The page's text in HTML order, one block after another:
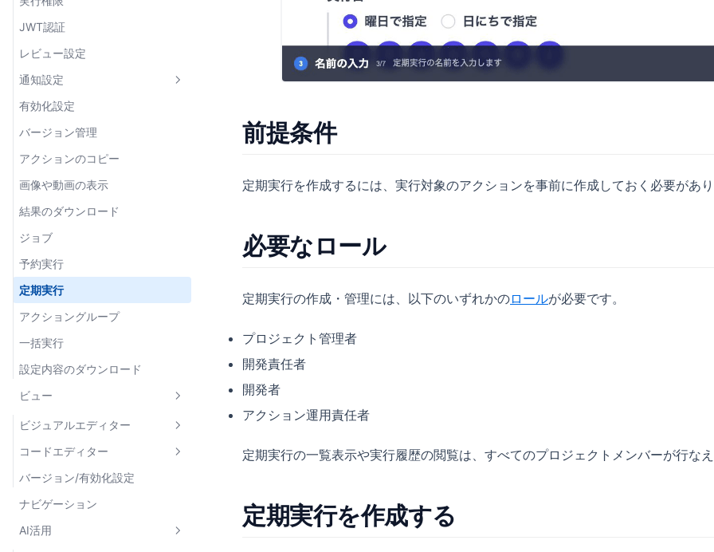
Firestore
HTTP API
データソースの設定
アクションの設定
リクエストタイプ別の設定
JSON
raw
form-data
x-www-form-urlencoded
GraphQL
gRPC
Google スプレッドシート
Amazon S3
Google Cloud Storage
JavaScript
エラーハンドリング
組み込み関数
executeAction
createActionJob
createReviewRequest
wait
型定義ファイルのダウンロード
Amazon Athena
データソースの設定
アクションの設定
各データ型の値の扱い
BigQuery
データソースの設定
アクションの設定
各データ型の値の扱い
Snowflake
データソースの設定
アクションの設定
各データ型の値の扱い
テキスト
数値
日付
ファイル
真偽値
配列
タプル
JSON値
SQL
複数の選択肢
マスターデータ取得設定
事前定義パラメーター
変数・シークレット
結果を加工する
結果の加工に使える値
ページネーション
組み込み関数
linkToAction
linkToView
linkToActionGroup
linkToURL
image
JWT認証
レビュー設定
通知設定
Slack連携
レビュー依頼・承認のSlack連携
通知方法の管理
アクションの通知設定
有効化設定
バージョン管理
アクションのコピー
画像や動画の表示
結果のダウンロード
ジョブ
予約実行
定期実行
アクショングループ
一括実行
設定内容のダウンロード
ビュー
ビジュアルエディター
コンポーネント
フォーム
テーブル
詳細テーブル
式
結果の加工
ページ設定
コードエディター
レイアウト
Card
Box
データ表示
Table
フォーム
バージョン/有効化設定
ナビゲーション
AI活用
前提条件
定期実行を作成するには、実行対象のアクションを事前に作成しておく必要があ
必要なロール
定期実行の作成・管理には、以下のいずれかのロールが必要です。
プロジェクト管理者
開発責任者
開発者
アクション運用責任者
定期実行の一覧表示や実行履歴の閲覧は、すべてのプロジェクトメンバーが行な
定期実行を作成する